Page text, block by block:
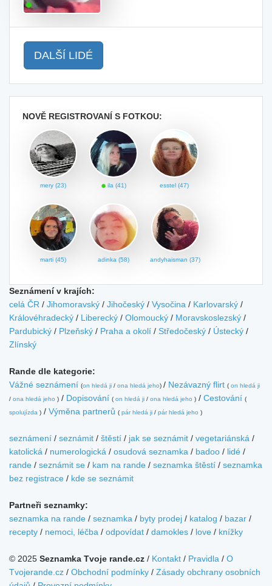
DALŠÍ LIDÉ
NOVĚ REGISTROVANÍ S FOTKOU:
mery (23) ila (41) esstel (47)
marti (45) adinka (58) andyhaisman (37)
Seznámení v krajích:
celá ČR / Jihomoravský / Jihočeský / Vysočina / Karlovarský /
Královéhradecký / Liberecký / Olomoucký / Moravskoslezský /
Pardubický / Plzeňský / Praha a okolí / Středočeský / Ústecký /
Zlínský
Rande dle kategorie:
Vážné seznámení (on hledá ji / ona hledá jeho) / Nezávazný flirt ( on hledá ji
/ ona hledá jeho ) / Dopisování ( on hledá ji / ona hledá jeho ) / Cestování (
spolujízda ) / Výměna partnerů ( pár hledá ji / pár hledá jeho )
seznámení / seznámit / štěstí / jak se seznámit / vegetariánská /
katolická / numerologická / osudová seznamka / badoo / lidé /
rande / seznámit se / kam na rande / seznamka štěstí / seznamka
bez registrace / kde se seznámit
Partneři seznamky:
seznamka na rande / seznamka / byty prodej / katalog / bazar /
recepty / nemoci, léčba / odpovídat / damokles / love / knížky
© 2025 Seznamka Tvoje rande.cz / Kontakt / Pravidla / O
Tvojerande.cz / Obchodní podmínky / Zásady obchrany osobních